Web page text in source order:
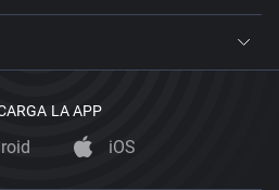
LA APP
iOS